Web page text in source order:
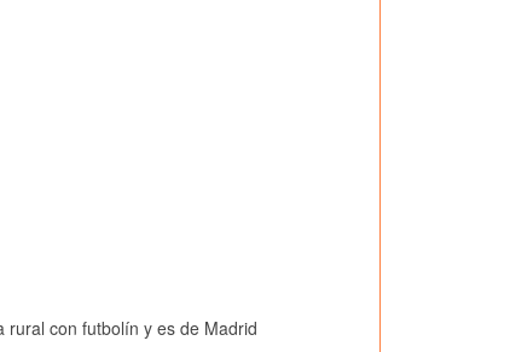
rural con futbolín y es de Madrid